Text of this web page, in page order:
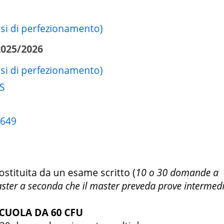
6
di perfezionamento)
2026
di perfezionamento)
da un esame scritto (10 o 30 domande a
a seconda che il master preveda prove
DA 60 CFU